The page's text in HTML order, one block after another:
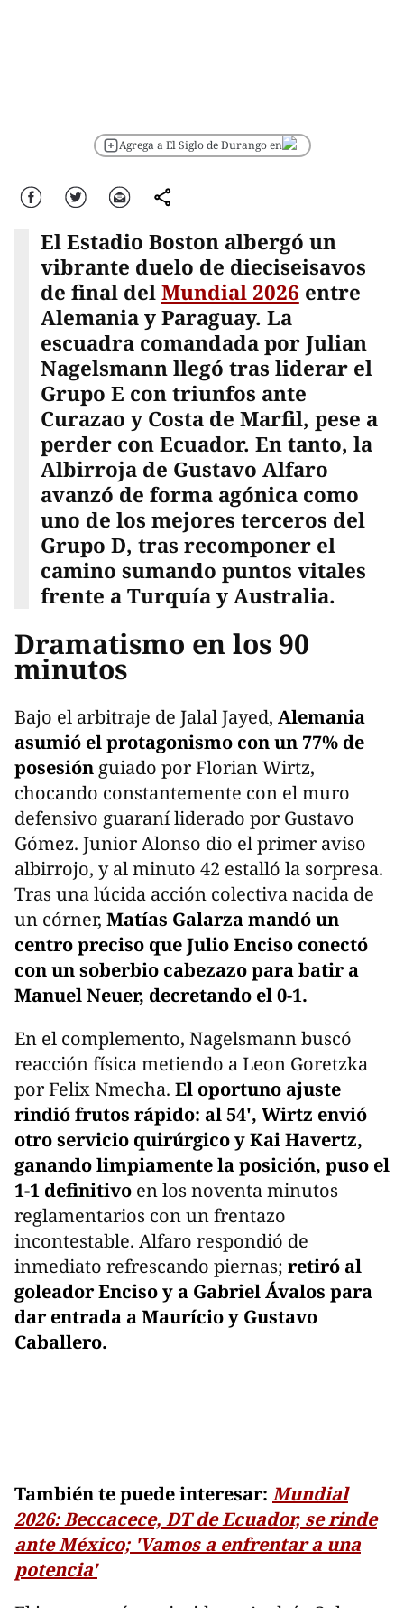
Agrega a El Siglo de Durango en
Facebook Twitter Correo comparte
El Estadio Boston albergó un
vibrante duelo de dieciseisavos
de final delMundial 2026 entre
Alemania y Paraguay. La
escuadra comandada por Julian
Nagelsmann llegó tras liderar el
Grupo E con triunfos ante
Curazao y Costa de Marfil, pese a
perder con Ecuador. En tanto, la
Albirroja de Gustavo Alfaro
avanzó de forma agónica como
uno de los mejores terceros del
Grupo D, tras recomponer el
camino sumando puntos vitales
frente a Turquía y Australia.
Dramatismo en los 90
minutos
Bajo el arbitraje de Jalal Jayed, Alemania
asumió el protagonismo con un 77% de
posesión guiado por Florian Wirtz,
chocando constantemente con el muro
defensivo guaraní liderado por Gustavo
Gómez. Junior Alonso dio el primer aviso
albirrojo, y al minuto 42 estalló la sorpresa.
Tras una lúcida acción colectiva nacida de
un córner, Matías Galarza mandó un
centro preciso que Julio Enciso conectó
con un soberbio cabezazo para batir a
Manuel Neuer, decretando el 0-1.
En el complemento, Nagelsmann buscó
reacción física metiendo a Leon Goretzka
por Felix Nmecha. El oportuno ajuste
rindió frutos rápido: al 54', Wirtz envió
otro servicio quirúrgico y Kai Havertz,
ganando limpiamente la posición, puso el
1-1 definitivo en los noventa minutos
reglamentarios con un frentazo
incontestable. Alfaro respondió de
inmediato refrescando piernas; retiró al
goleador Enciso y a Gabriel Ávalos para
dar entrada a Maurício y Gustavo
Caballero.
También te puede interesar: Mundial
2026: Beccacece, DT de Ecuador, se rinde
ante México; 'Vamos a enfrentar a una
potencia'